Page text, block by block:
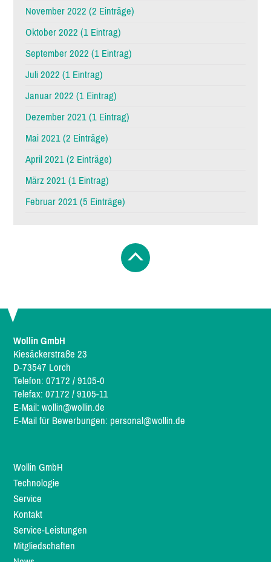
November 2022 (2 Einträge)
Oktober 2022 (1 Eintrag)
September 2022 (1 Eintrag)
Juli 2022 (1 Eintrag)
Januar 2022 (1 Eintrag)
Dezember 2021 (1 Eintrag)
Mai 2021 (2 Einträge)
April 2021 (2 Einträge)
März 2021 (1 Eintrag)
Februar 2021 (5 Einträge)
Wollin GmbH
Kiesäckerstraße 23
D-73547 Lorch
Telefon: 07172 / 9105-0
Telefax: 07172 / 9105-11
E-Mail:wollin@wollin.de
E-Mail für Bewerbungen:personal@wollin.de
Wollin GmbH
Technologie
Service
Kontakt
Service-Leistungen
Mitgliedschaften